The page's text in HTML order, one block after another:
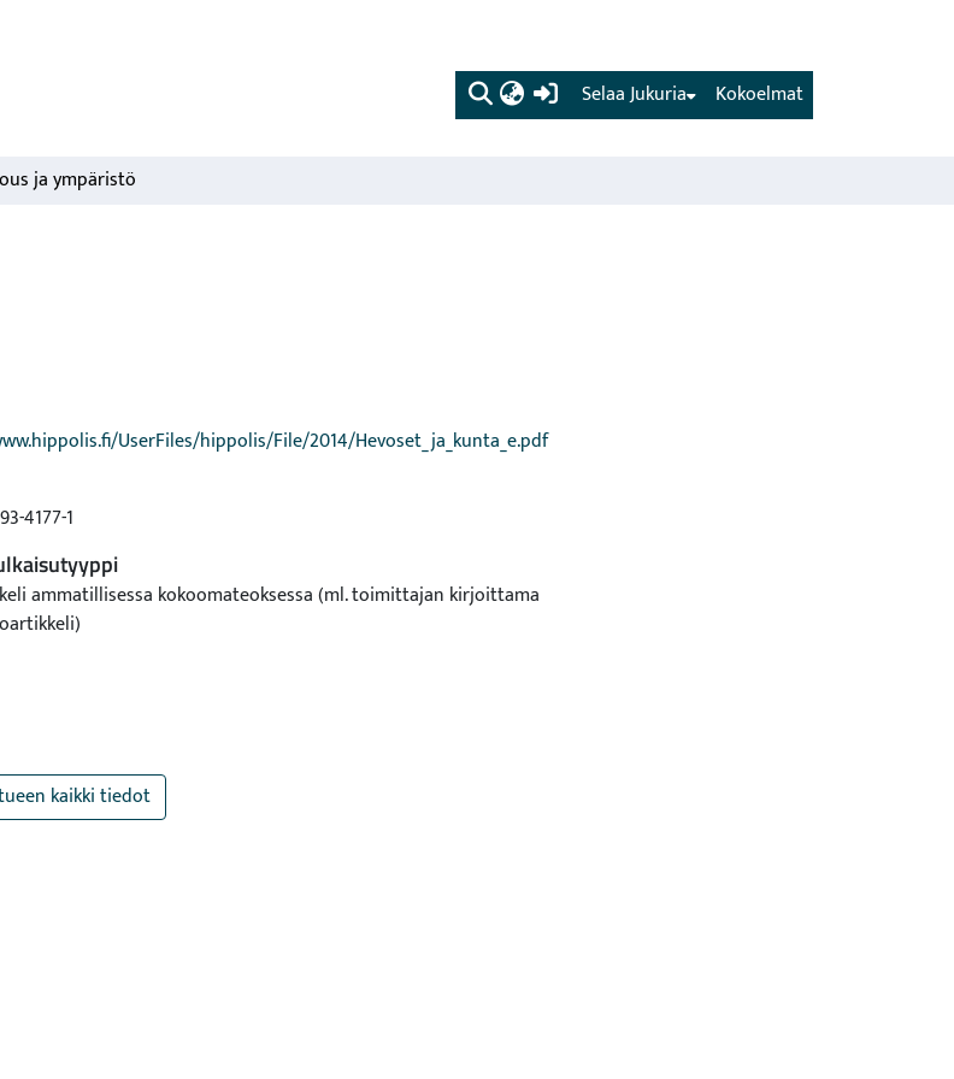
(current) Kokoelmat
Selaa Jukuria
ja ympäristö
UserFiles/hippolis/File/2014/Hevoset_ja_kunta_e.pdf
4177-1
ammatillisessa kokoomateoksessa (ml. toimittajan kirjoittama
kaikki tiedot